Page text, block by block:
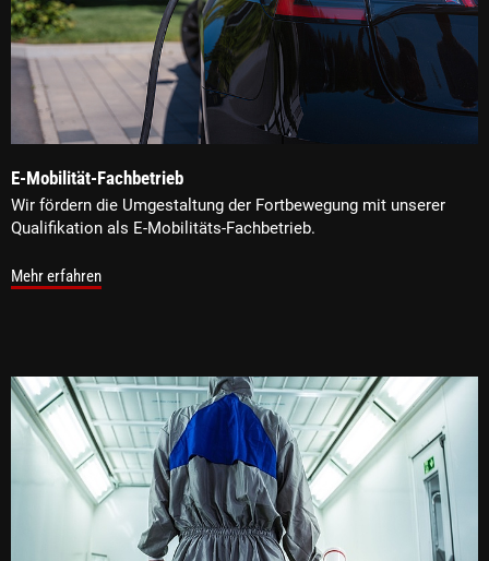
E-Mobilität-Fachbetrieb
Wir fördern die Umgestaltung der Fortbewegung mit unserer
Qualifikation als E-Mobilitäts-Fachbetrieb.
Mehr erfahren